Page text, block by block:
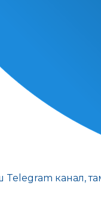
Telegram канал,